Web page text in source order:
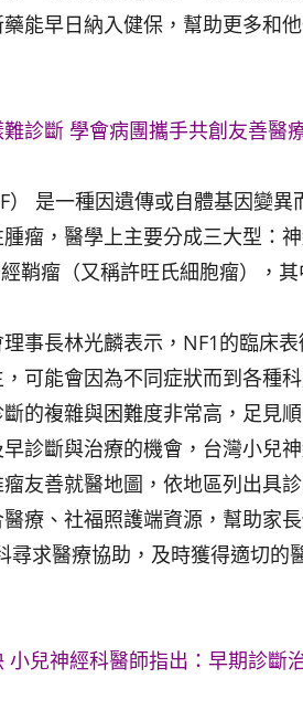
能早日納入健保，幫助更多和
診斷 學會病團攜手共創友善醫
） 是一種因遺傳或自體基因變
瘤，醫學上主要分成三大型：
鞘瘤（又稱許旺氏細胞瘤），
事長林光麟表示，NF1的臨床
可能會因為不同症狀而到各種
的複雜與困難度非常高，足見
診斷與治療的機會，台灣小兒
友善就醫地圖，依地區列出具
療、社福照護端資源，幫助家
求醫療協助，及時獲得適切的
小兒神經科醫師指出：早期診斷